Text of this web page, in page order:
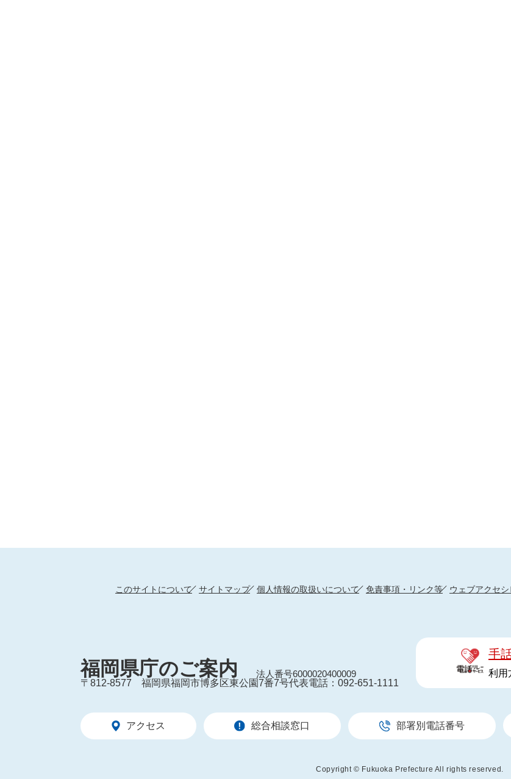
このサイトについて サイトマップ 個人情報の取扱いについて 免責事項・リンク等 ウェブアクセシ
福岡県庁のご案内
法人番号6000020400009
〒812-8577
福岡県福岡市博多区東公園7番7号代表電話：092-651-1111
手
利用
アクセス 総合相談窓口 部署別電話番号
Copyright © Fukuoka Prefecture All rights reserved.